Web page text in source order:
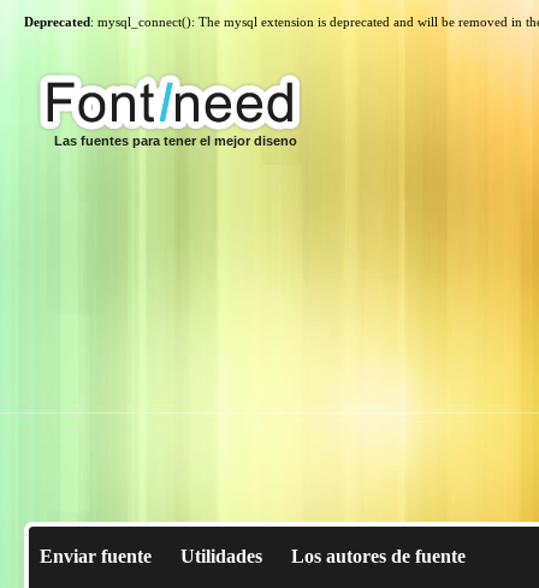
Deprecated: mysql_connect(): The mysql extension is deprecated and will be removed in
Las fuentes para tener el mejor diseno
Enviar fuente Utilidades Los autores de fuente